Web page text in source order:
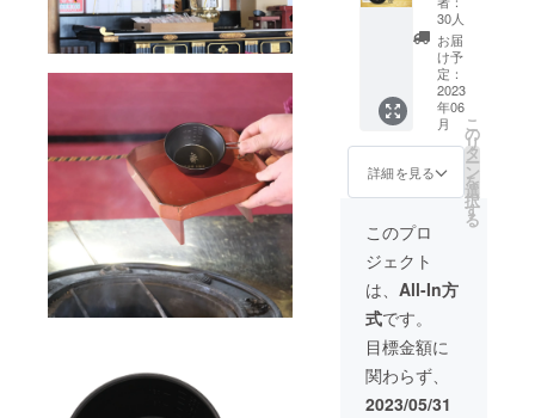
ゴ入り
シェラ
カッ
プ 1個
元三大
師（が
んざん
だい
し）の
護符
定品に
つき、
一般販
売の予
定はあ
りませ
ん。 ※
税込・
送料無
料
30人
お届
け予
定：
2023
年06
月
詳細を見る
こ
の
リ
タ
ー
ン
を
選
択
す
る
このプロ
ジェクト
は、 All-In方
式です。
目標金額に
関わらず、
2023/05/31